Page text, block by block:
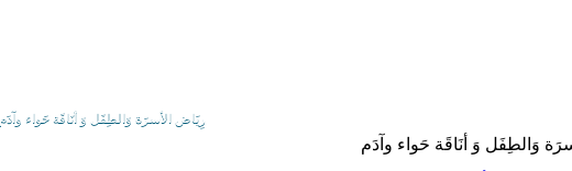
رِيَاض الأسرَة وَالطِفَل وَ أنَاقَة حَواء وآدَم
وَالطِفَل وَ أنَاقَة حَواء وآدَم